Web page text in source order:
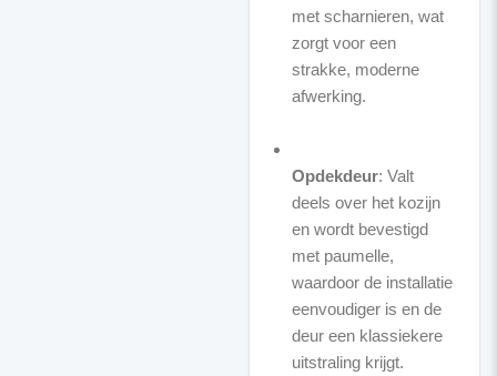
met scharnieren, wat
zorgt voor een
strakke, moderne
afwerking.
Opdekdeur: Valt
deels over het kozijn
en wordt bevestigd
met paumelle,
waardoor de installatie
eenvoudiger is en de
deur een klassiekere
uitstraling krijgt.